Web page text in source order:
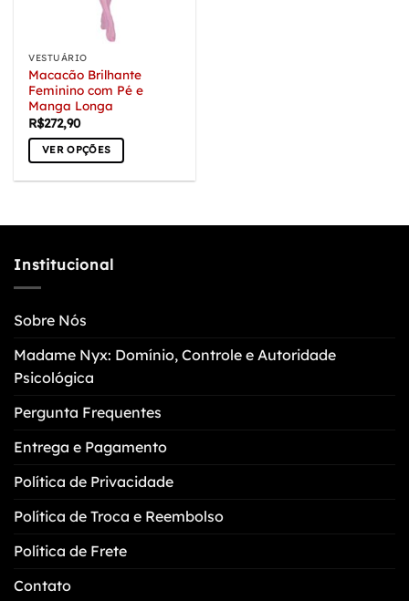
VESTUÁRIO
Macacão Brilhante
Feminino com Pé e
Manga Longa
R$272,90
VER OPÇÕES
várias
As
opções
ser
na
página
produto
Institucional
Sobre Nós
Madame Nyx: Domínio, Controle e Autoridade
Psicológica
Pergunta Frequentes
Entrega e Pagamento
Política de Privacidade
Política de Troca e Reembolso
Política de Frete
Contato